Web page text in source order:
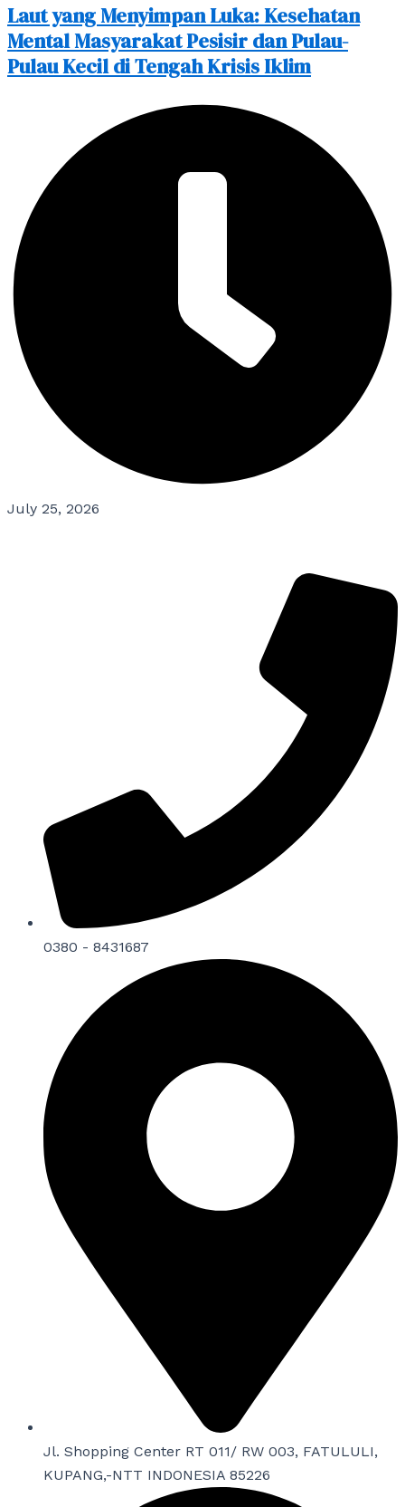
Laut yang Menyimpan Luka: Kesehatan
Mental Masyarakat Pesisir dan Pulau-
Pulau Kecil di Tengah Krisis Iklim
July 25, 2026
0380 - 8431687
Jl. Shopping Center RT 011/ RW 003, FATULULI,
KUPANG,-NTT INDONESIA 85226